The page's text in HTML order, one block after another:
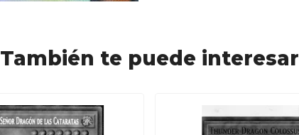
También te puede interesar